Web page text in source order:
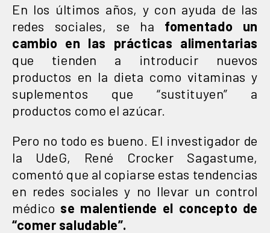
En los últimos años, y con ayuda de las
redes sociales, se ha fomentado un
cambio en las prácticas alimentarias
que tienden a introducir nuevos
productos en la dieta como vitaminas y
suplementos que “sustituyen” a
productos como el azúcar.
Pero no todo es bueno. El investigador de
la UdeG, René Crocker Sagastume,
comentó que al copiarse estas tendencias
en redes sociales y no llevar un control
médico se malentiende el concepto de
“comer saludable”.